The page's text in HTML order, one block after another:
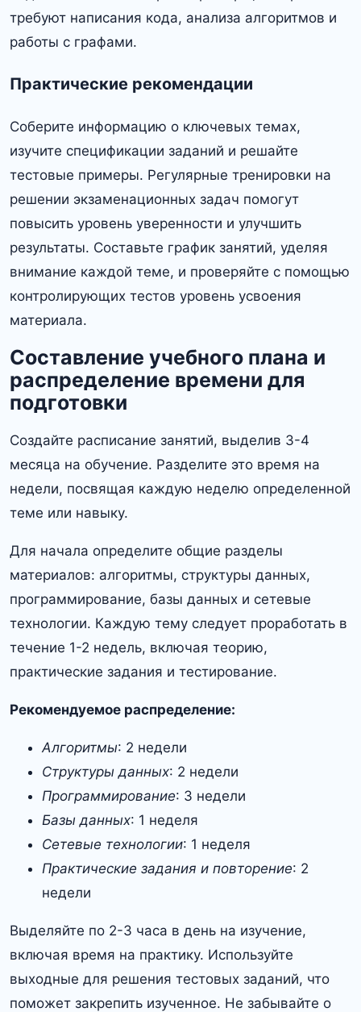
требуют написания кода, анализа алгоритмов и
работы с графами.
Практические рекомендации
Соберите информацию о ключевых темах,
изучите спецификации заданий и решайте
тестовые примеры. Регулярные тренировки на
решении экзаменационных задач помогут
повысить уровень уверенности и улучшить
результаты. Составьте график занятий, уделяя
внимание каждой теме, и проверяйте с помощью
контролирующих тестов уровень усвоения
материала.
Составление учебного плана и
распределение времени для
подготовки
Создайте расписание занятий, выделив 3-4
месяца на обучение. Разделите это время на
недели, посвящая каждую неделю определенной
теме или навыку.
Для начала определите общие разделы
материалов: алгоритмы, структуры данных,
программирование, базы данных и сетевые
технологии. Каждую тему следует проработать в
течение 1-2 недель, включая теорию,
практические задания и тестирование.
Рекомендуемое распределение:
Алгоритмы: 2 недели
Структуры данных: 2 недели
Программирование: 3 недели
Базы данных: 1 неделя
Сетевые технологии: 1 неделя
Практические задания и повторение: 2
недели
Выделяйте по 2-3 часа в день на изучение,
включая время на практику. Используйте
выходные для решения тестовых заданий, что
поможет закрепить изученное. Не забывайте о